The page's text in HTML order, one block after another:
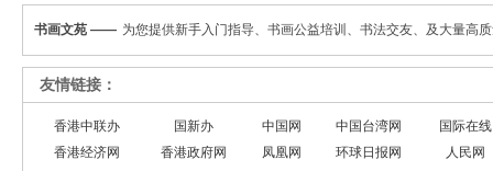
书画文苑 —— 为您提供新手入门指导、书画公益培训、书法交友、及大量高
友情链接：
香港中联办 国新办 中国网 中国台湾网
国际在线
香港经济网
香港政府网 凤凰网 环球日报网 人民网